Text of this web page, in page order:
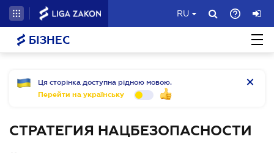
RU
БІЗНЕС
Ця сторінка доступна рідною мовою.
Перейти на українську
СТРАТЕГИЯ НАЦБЕЗОПАСНОСТИ